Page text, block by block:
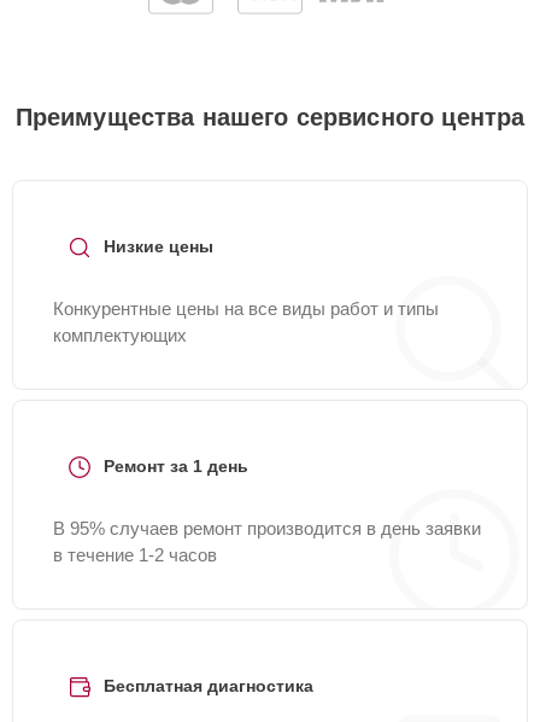
Преимущества нашего сервисного центра
Низкие цены
Конкурентные цены на все виды работ и типы
комплектующих
Ремонт за 1 день
В 95% случаев ремонт производится в день заявки
в течение 1-2 часов
Бесплатная диагностика